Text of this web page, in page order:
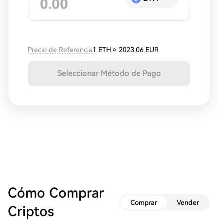
Precio de Referencia1 ETH ≈ 2023.06 EUR
Seleccionar Método de Pago
Cómo Comprar
Criptos
Comprar Vender